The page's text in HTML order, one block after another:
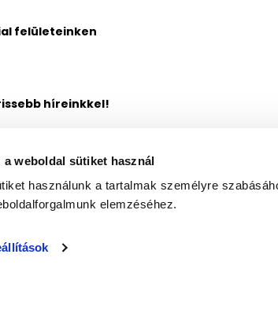
a weboldal sütiket használ
használunk a tartalmak személyre
elemzéséhez.
felületeinken
híreinkkel!
a United Call Centers az általam megadott e-